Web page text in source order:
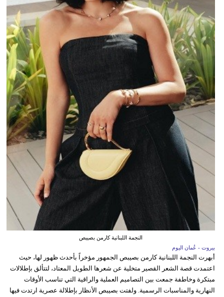
النجمة اللبنانية كارمن بصيبص
بيروت - عُمان اليوم
أبهرت النجمة اللبنانية كارمن بصيبص الجمهور مؤخراً بأحدث ظهور لها، حيث
اعتمدت قصة الشعر القصير متخلية عن شعرها الطويل المعتاد، لتتألق بإطلالات
مبتكرة وخاطفة جمعت بين التصاميم العملية والراقية التي تناسب الأوقات
النهارية والمناسبات الرسمية. ولفتت بصيبص الأنظار بإطلالة عصرية ارتدت فيها